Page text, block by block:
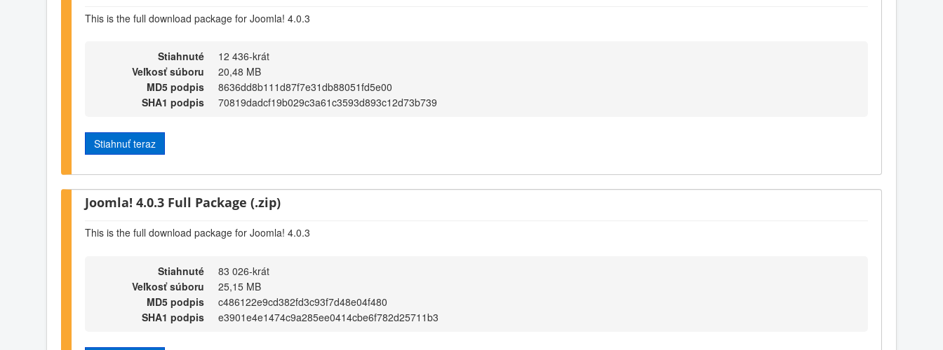
This is the full download package for Joomla! 4.0.3
Stiahnuté
12 436-krát
Veľkosť súboru
20,48 MB
MD5 podpis
8636dd8b111d87f7e31db88051fd5e00
SHA1 podpis
70819dadcf19b029c3a61c3593d893c12d73b739
Stiahnuť teraz
Joomla! 4.0.3 Full Package (.zip)
This is the full download package for Joomla! 4.0.3
Stiahnuté
83 026-krát
Veľkosť súboru
25,15 MB
MD5 podpis
c486122e9cd382fd3c93f7d48e04f480
SHA1 podpis
e3901e4e1474c9a285ee0414cbe6f782d25711b3